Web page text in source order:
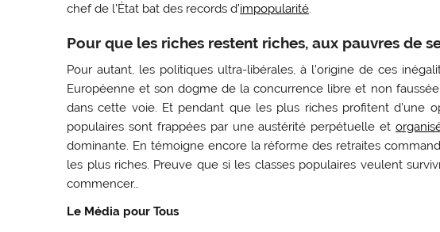
chef de l’État bat des records d’impopularité.
Pour que les riches restent riches, aux pauvres de
Pour autant, les politiques ultra-libérales, à l’origine de ces
Européenne et son dogme de la concurrence libre et non
dans cette voie. Et pendant que les plus riches profitent d’une
populaires sont frappées par une austérité perpétuelle et
dominante. En témoigne encore la réforme des retraites
les plus riches. Preuve que si les classes populaires veulent
commencer…
Le Média pour Tous